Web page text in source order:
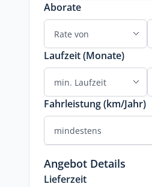
Aborate
Laufzeit (Monate)
Fahrleistung (km/Jahr)
Angebot Details
Lieferzeit